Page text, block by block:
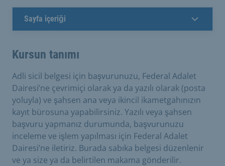
Sayfa içeriği
Kursun tanımı
Adli sicil belgesi için başvurunuzu, Federal Adalet
Dairesi’ne çevrimiçi olarak ya da yazılı olarak (posta
yoluyla) ve şahsen ana veya ikincil ikametgahınızın
kayıt bürosuna yapabilirsiniz. Yazılı veya şahsen
başvuru yapmanız durumunda, başvurunuzu
inceleme ve işlem yapılması için Federal Adalet
Dairesi’ne iletiriz. Burada sabıka belgesi düzenlenir
ve ya size ya da belirtilen makama gönderilir.